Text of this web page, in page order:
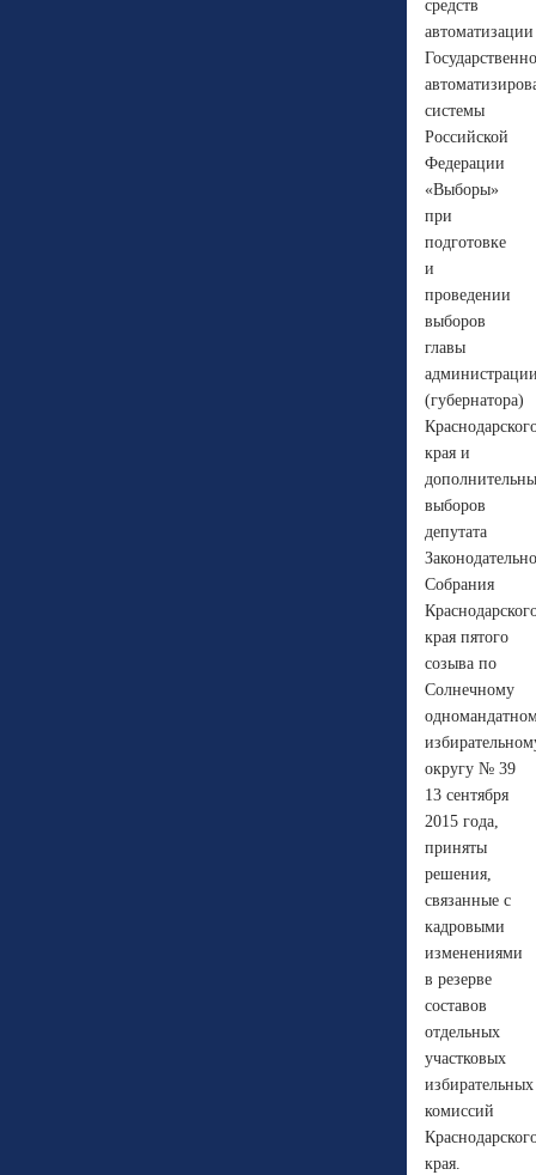
средств
автоматизации
системы
Российской
Федерации
«Выборы»
при
подготовке
и
проведении
выборов
главы
(губернатора)
края и
выборов
депутата
Собрания
края пятого
созыва по
Солнечному
округу № 39
13 сентября
2015 года,
приняты
решения,
связанные с
кадровыми
изменениями
в резерве
составов
отдельных
участковых
избирательных
комиссий
края.